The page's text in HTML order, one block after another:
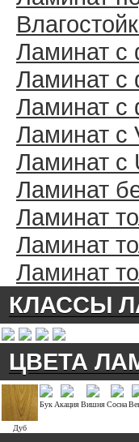
Ламинат с
Ламинат с
Ламинат с
Ламинат с
Ламинат с
Ламинат
Ламинат
Ламинат
Ламинат
КЛАССЫ
ЦВЕТА
Дуб
Бук АкацияВишняСосна